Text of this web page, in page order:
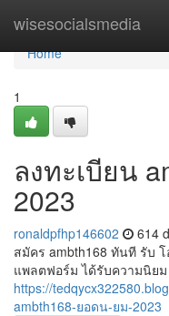
wisesocialsmedia
Home
Home
1
ลงทะเบียน
2023
ronaldpfhp146602 614
สมัคร ambth168 ทันที รับ
แพลตฟอร์ม ได้รับความนิยม
https://
ambth168-ยอดน-ยม-2023